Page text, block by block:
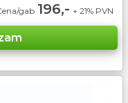
gab 196,- + 21% PVN